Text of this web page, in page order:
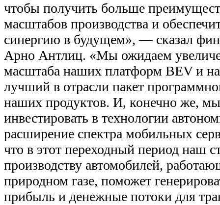
чтобы получить больше
масштабов производства и
синергию в будущем», — сказал
Арно Антлиц. «Мы ожидаем
масштаба наших платформ BEV и
лучший в отрасли пакет
наших продуктов. И, конечно же,
инвестировать в технологии
расширение спектра мобильных
что в этот переходный период наш
производству автомобилей,
природном газе, поможет
прибыль и денежные потоки для